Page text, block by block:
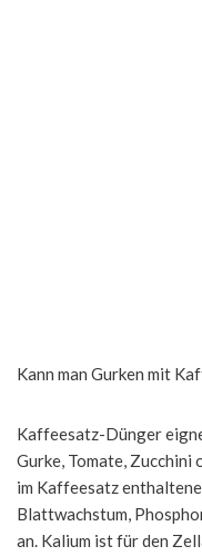
Kann man Gurken mit
Kaffeesatz-Dünger
Gurke, Tomate, Zucchini
im Kaffeesatz
Blattwachstum,
an. Kalium ist für den